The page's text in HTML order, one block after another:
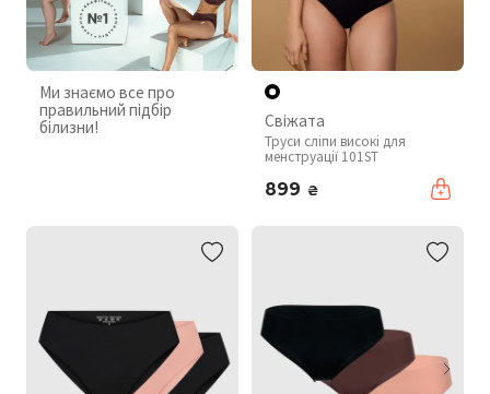
Ми знаємо все про
правильний підбір
білизни!
Свіжата
Труси сліпи високі для
менструації 101ST
899 ₴